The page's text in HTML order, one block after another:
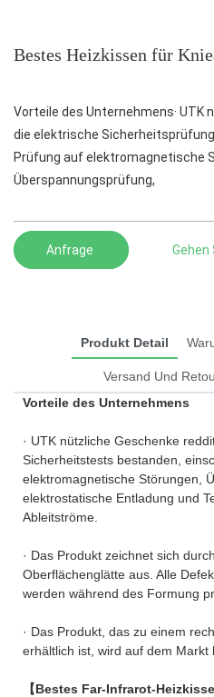
Bestes Heizkissen für
Vorteile des Unternehmens· UTK
die elektrische
Prüfung auf elektromagnetische
Überspannungsprüfung,
Anfrage Gehen
Produkt Detail
Versand Und
Vorteile des Unternehmens
· UTK nützliche Geschenke
Sicherheitstests bestanden,
elektromagnetische Störungen,
elektrostatische Entladung und
Ableitströme.
· Das Produkt zeichnet sich
Oberflächenglätte aus. Alle
werden während des Formung
· Das Produkt, das zu einem
erhältlich ist, wird auf dem Markt
【Bestes Far-Infrarot-